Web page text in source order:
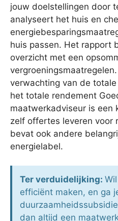
jouw doelstellingen door
analyseert het huis en
huis passen. Het rapport
overzicht met een
verwachting van de
het totale rendement
maatwerkadviseur is een
zelf offertes leveren voor
bevat ook andere
energielabel.
Ter verduidelijking:
efficiënt maken, en ga
dan altijd een